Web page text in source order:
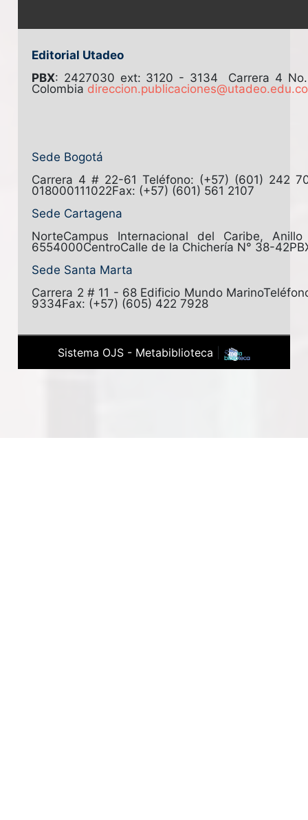
Editorial Utadeo
PBX: 2427030 ext: 3120 - 3134 Carrera 4
Colombia direccion.publicaciones@utadeo.edu.co
Sede Bogotá
Carrera 4 # 22-61Teléfono: (+57) (601) 242
018000111022Fax: (+57) (601) 561 2107
Sede Cartagena
NorteCampus Internacional del Caribe,
6554000CentroCalle de la Chichería N° 38-42
Sede Santa Marta
Carrera 2 # 11 - 68 Edificio Mundo Marino
9334Fax: (+57) (605) 422 7928
Sistema OJS - Metabiblioteca